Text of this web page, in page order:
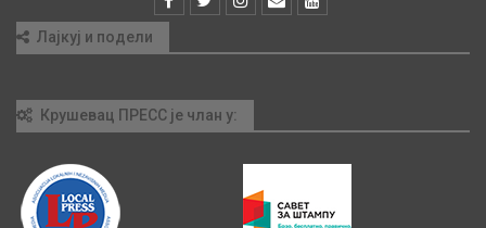
Лајкуј и подели
Крушевац ПРЕСС је члан у: